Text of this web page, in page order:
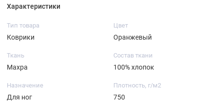
Характеристики
Тип товара
Коврики
Цвет
Оранжевый
Ткань
Махра
Состав ткани
100% хлопок
Назначение
Для ног
Плотность, г/м2
750